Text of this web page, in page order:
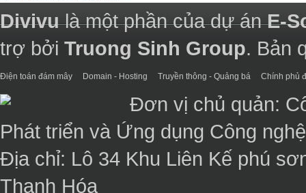
Divivulà một phần của dự ánE-
trợ bởi Truong Sinh Group. Bản
Điện toán đám mây Domain - Hosting Truyền thông - Quảng bá Chính phủ
Đơn vị chủ quản:
Phát triển và Ứng dụng Công
Địa chỉ: Lô 34 Khu Liên Kế phú
Thanh Hóa